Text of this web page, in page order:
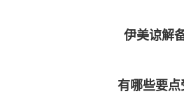
伊美谅解
有哪些要点